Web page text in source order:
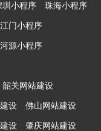
圳小程序 珠海小程序
江门小程序
河源小程序
韶关网站建设
设 佛山网站建设
设 肇庆网站建设